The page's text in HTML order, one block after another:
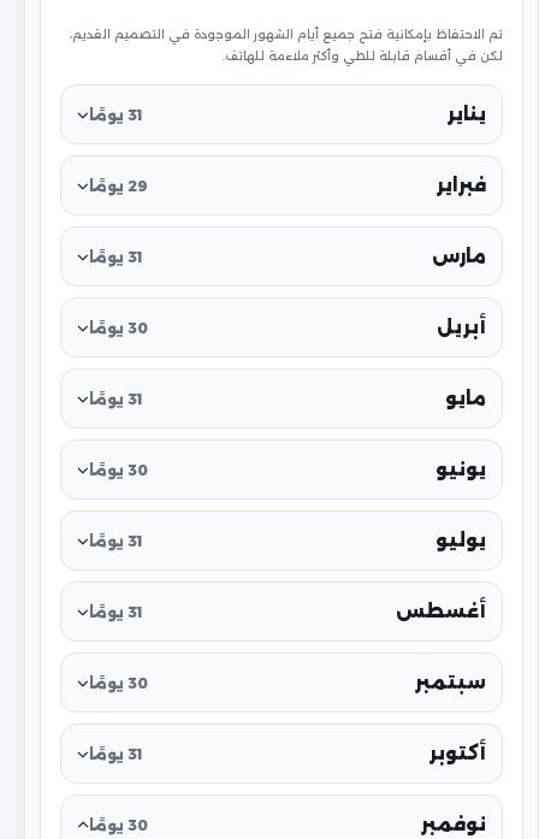
تم الاحتفاظ بإمكانية فتح جميع أيام الشهور الموجودة في التصميم القديم،
لكن في أقسام قابلة للطي وأكثر ملاءمة للهاتف.
يناير 31 يومًا
فبراير 29 يومًا
مارس 31 يومًا
أبريل 30 يومًا
مايو 31 يومًا
يونيو 30 يومًا
يوليو 31 يومًا
أغسطس 31 يومًا
سبتمبر 30 يومًا
أكتوبر 31 يومًا
نوفمبر 30 يومًا